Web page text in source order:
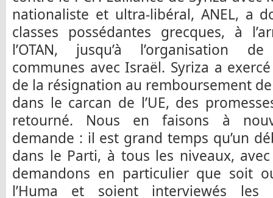
nationaliste et ultra-libéral, ANEL, a
classes possédantes grecques, à
l’OTAN, jusqu’à l’organisation
communes avec Israël. Syriza a
de la résignation au remboursement
dans le carcan de l’UE, des
retourné. Nous en faisons à
demande : il est grand temps qu’un
dans le Parti, à tous les niveaux,
demandons en particulier que soit
l’Huma et soient interviewés les